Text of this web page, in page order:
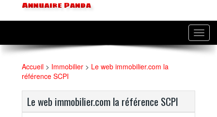
Annuaire Panda
Accueil > Immobilier > Le web immobilier.com la
référence SCPI
Le web immobilier.com la référence SCPI